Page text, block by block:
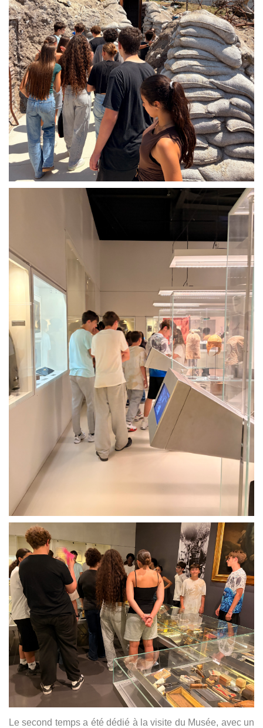
Le second temps a été dédié à la visite du Musée, avec un